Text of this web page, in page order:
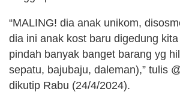
“MALING! dia anak unikom,
dia ini anak kost baru digedung
pindah banyak banget barang yg
sepatu, bajubaju, daleman),” tulis
dikutip Rabu (24/4/2024).